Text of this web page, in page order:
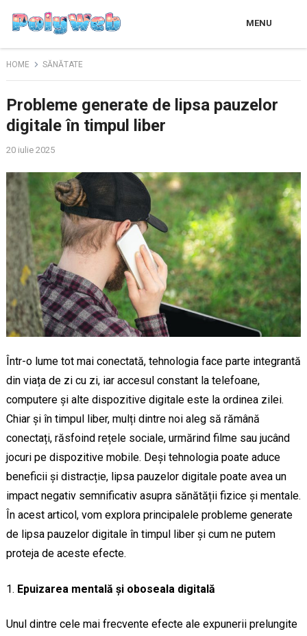
MENU
HOME SĂNĂTATE
Probleme generate de lipsa pauzelor
digitale în timpul liber
20 iulie 2025
Într-o lume tot mai conectată, tehnologia face parte integrantă
din viața de zi cu zi, iar accesul constant la telefoane,
computere și alte dispozitive digitale este la ordinea zilei.
Chiar și în timpul liber, mulți dintre noi aleg să rămână
conectați, răsfoind rețele sociale, urmărind filme sau jucând
jocuri pe dispozitive mobile. Deși tehnologia poate aduce
beneficii și distracție, lipsa pauzelor digitale poate avea un
impact negativ semnificativ asupra sănătății fizice și mentale.
În acest articol, vom explora principalele probleme generate
de lipsa pauzelor digitale în timpul liber și cum ne putem
proteja de aceste efecte.
Epuizarea mentală și oboseala digitală
Unul dintre cele mai frecvente efecte ale expunerii prelungite